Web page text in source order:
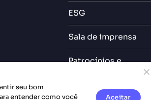
ESG
Sala de imprensa
Patrocínios e
seu bom
entender como você
Aceitar